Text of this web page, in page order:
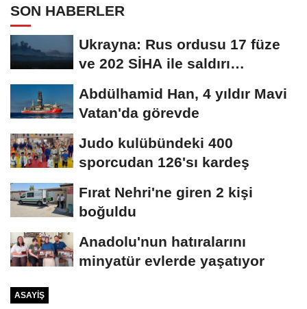
SON HABERLER
Ukrayna: Rus ordusu 17 füze
ve 202 SİHA ile saldırı
Abdülhamid Han, 4 yıldır Mavi
Vatan'da görevde
Judo kulübündeki 400
sporcudan 126'sı kardeş
Fırat Nehri'ne giren 2 kişi
boğuldu
Anadolu'nun hatıralarını
minyatür evlerde yaşatıyor
ASAYIŞ